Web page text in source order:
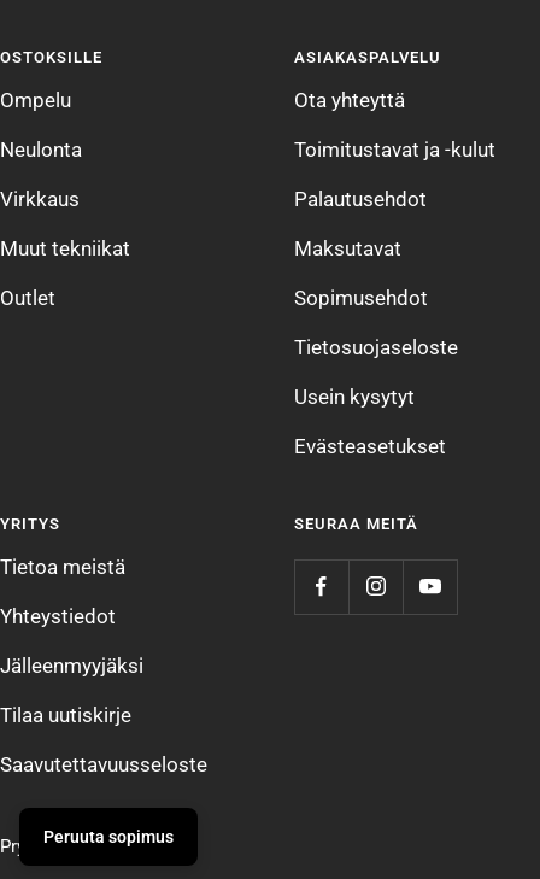
4
OSTOKSILLE
Ompelu
Neulonta
Virkkaus
Muut tekniikat
Outlet
ASIAKASPALVELU
Ota yhteyttä
Toimitustavat ja -kulut
Palautusehdot
Maksutavat
Sopimusehdot
Tietosuojaseloste
Usein kysytyt
Evästeasetukset
YRITYS
Tietoa meistä
Yhteystiedot
Jälleenmyyjäksi
Tilaa uutiskirje
Saavutettavuusseloste
SEURAA MEITÄ
Prym Peruuta sopimus